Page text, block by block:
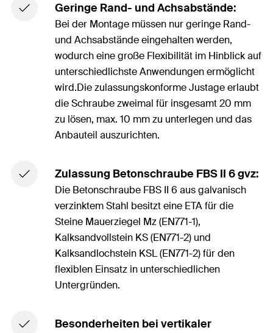
Geringe Rand- und Achsabstände:
Bei der Montage müssen nur geringe Rand-
und Achsabstände eingehalten werden,
wodurch eine große Flexibilität im Hinblick auf
unterschiedlichste Anwendungen ermöglicht
wird.Die zulassungskonforme Justage erlaubt
die Schraube zweimal für insgesamt 20 mm
zu lösen, max. 10 mm zu unterlegen und das
Anbauteil auszurichten.
Zulassung Betonschraube FBS II 6 gvz:
Die Betonschraube FBS II 6 aus galvanisch
verzinktem Stahl besitzt eine ETA für die
Steine Mauerziegel Mz (EN771-1),
Kalksandvollstein KS (EN771-2) und
Kalksandlochstein KSL (EN771-2) für den
flexiblen Einsatz in unterschiedlichen
Untergründen.
Besonderheiten bei vertikaler